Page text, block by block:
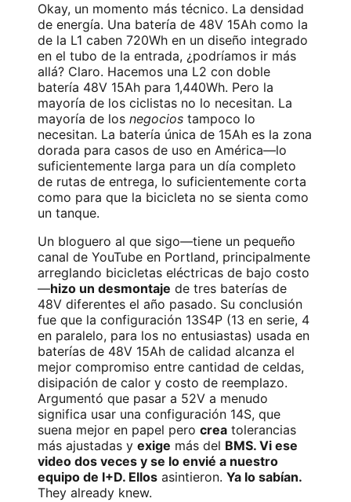
Okay, un momento más técnico. La densidad
de energía. Una batería de 48V 15Ah como la
de la L1 caben 720Wh en un diseño integrado
en el tubo de la entrada, ¿podríamos ir más
allá? Claro. Hacemos una L2 con doble
batería 48V 15Ah para 1,440Wh. Pero la
mayoría de los ciclistas no lo necesitan. La
mayoría de los negocios tampoco lo
necesitan. La batería única de 15Ah es la zona
dorada para casos de uso en América—lo
suficientemente larga para un día completo
de rutas de entrega, lo suficientemente corta
como para que la bicicleta no se sienta como
un tanque.
Un bloguero al que sigo—tiene un pequeño
canal de YouTube en Portland, principalmente
arreglando bicicletas eléctricas de bajo costo
—hizo un desmontaje de tres baterías de
48V diferentes el año pasado. Su conclusión
fue que la configuración 13S4P (13 en serie, 4
en paralelo, para los no entusiastas) usada en
baterías de 48V 15Ah de calidad alcanza el
mejor compromiso entre cantidad de celdas,
disipación de calor y costo de reemplazo.
Argumentó que pasar a 52V a menudo
significa usar una configuración 14S, que
suena mejor en papel pero crea tolerancias
más ajustadas y exige más del BMS. Vi ese
video dos veces y se lo envié a nuestro
equipo de I+D. Ellos asintieron. Ya lo sabían.
They already knew.